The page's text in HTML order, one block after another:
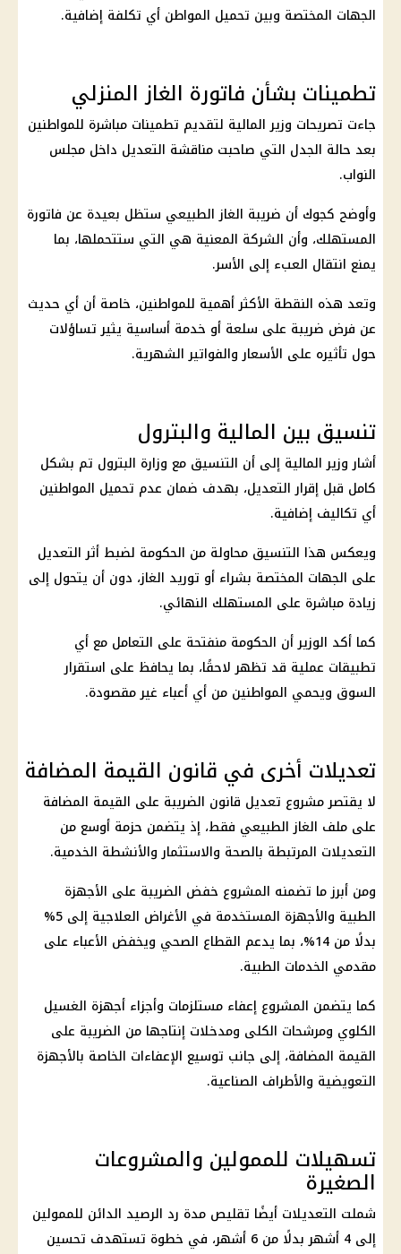
الجهات المختصة وبين تحميل المواطن أي تكلفة إضافية.
تطمينات بشأن فاتورة الغاز المنزلي
جاءت تصريحات وزيرالمالية لتقديم تطمينات مباشرة للمواطنين
بعد حالة الجدل التي صاحبت مناقشة التعديل داخل مجلس
النواب.
وأوضح كجوك أن ضريبة الغاز الطبيعي ستظل بعيدة عن فاتورة
المستهلك، وأن الشركة المعنية هي التي ستتحملها، بما
يمنع انتقال العبء إلى الأسر.
وتعد هذه النقطة الأكثر أهمية للمواطنين، خاصة أن أي حديث
عن فرض ضريبة على سلعة أو خدمة أساسية يثير تساؤلات
حول تأثيره على الأسعار والفواتير الشهرية.
تنسيق بين المالية والبترول
أشار وزيرالمالية إلى أن التنسيق مع وزارة البترول تم بشكل
كامل قبل إقرار التعديل، بهدف ضمان عدم تحميل المواطنين
أي تكاليف إضافية.
ويعكس هذا التنسيق محاولة من الحكومة لضبط أثر التعديل
على الجهات المختصة بشراء أو توريد الغاز، دون أن يتحول إلى
زيادة مباشرة على المستهلك النهائي.
كما أكد الوزير أن الحكومة منفتحة على التعامل مع أي
تطبيقات عملية قد تظهر لاحقًا، بما يحافظ على استقرار
السوق ويحمي المواطنين من أي أعباء غير مقصودة.
تعديلات أخرى في قانون القيمة المضافة
لا يقتصر مشروع تعديل قانون الضريبة على القيمة المضافة
على ملف الغاز الطبيعي فقط، إذ يتضمن حزمة أوسع من
التعديلات المرتبطة بالصحة والاستثمار والأنشطة الخدمية.
ومن أبرز ما تضمنه المشروع خفض الضريبة على الأجهزة
الطبية والأجهزة المستخدمة في الأغراض العلاجية إلى 5%
بدلًا من 14%، بما يدعم القطاع الصحي ويخفض الأعباء على
مقدمي الخدمات الطبية.
كما يتضمن المشروع إعفاء مستلزمات وأجزاء أجهزة الغسيل
الكلوي ومرشحات الكلى ومدخلات إنتاجها من الضريبة على
القيمة المضافة، إلى جانب توسيع الإعفاءات الخاصة بالأجهزة
التعويضية والأطراف الصناعية.
تسهيلات للممولين والمشروعات
الصغيرة
شملت التعديلات أيضًا تقليص مدة رد الرصيد الدائن للممولين
إلى 4 أشهر بدلًا من 6 أشهر، في خطوة تستهدف تحسين